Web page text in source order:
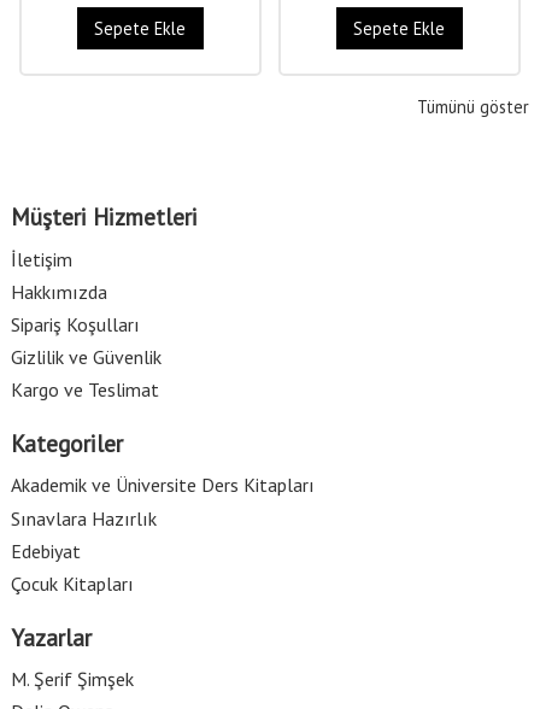
Sepete Ekle Sepete Ekle
Tümünü göster
Müşteri Hizmetleri
İletişim
Hakkımızda
Sipariş Koşulları
Gizlilik ve Güvenlik
Kargo ve Teslimat
Kategoriler
Akademik ve Üniversite Ders Kitapları
Sınavlara Hazırlık
Edebiyat
Çocuk Kitapları
Yazarlar
M. Şerif Şimşek